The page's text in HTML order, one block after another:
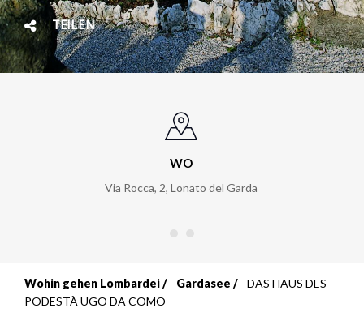
TEILEN
WO
Via Rocca, 2, Lonato del Garda
Breadcrumb
Wohin gehen Lombardei Gardasee
DAS HAUS DES
PODESTÀ UGO DA COMO